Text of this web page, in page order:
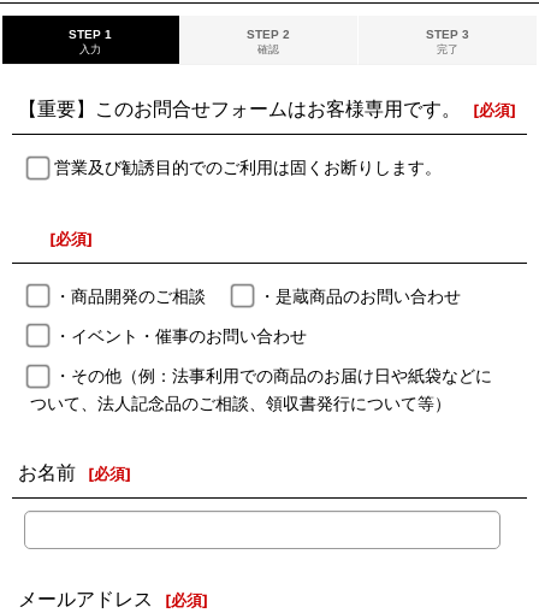
STEP 1
入力
STEP 2
確認
STEP 3
完了
【重要】このお問合せフォームはお客様専用です。 [必須]
営業及び勧誘目的でのご利用は固くお断りします。
[必須]
・商品開発のご相談
・是蔵商品のお問い合わせ
・イベント・催事のお問い合わせ
・その他（例：法事利用での商品のお届け日や紙袋などに
ついて、法人記念品のご相談、領収書発行について等）
お名前 [必須]
メールアドレス [必須]